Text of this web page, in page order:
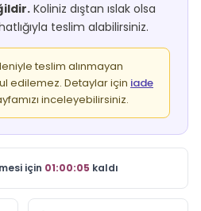
Koliniz dıştan ıslak olsa
teslim alabilirsiniz.
teslim alınmayan
edilemez. Detaylar için iade
inceleyebilirsiniz.
için 01:00:05 kaldı